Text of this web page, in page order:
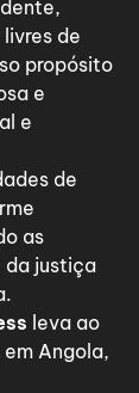
de
propósito
e
e
de
as
da justiça
leva ao
Angola,